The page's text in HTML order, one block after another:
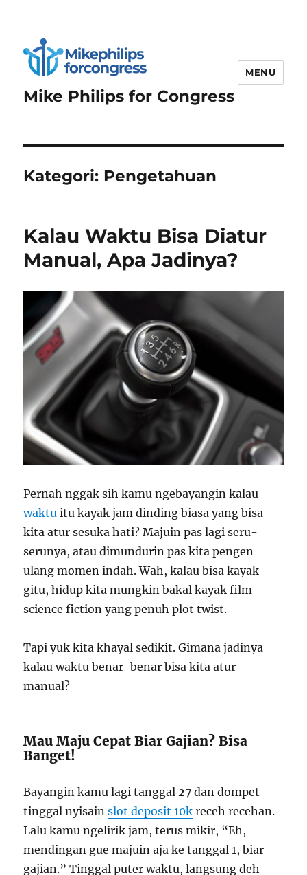
Mike Philips for Congress
MENU
Kategori: Pengetahuan
Kalau Waktu Bisa Diatur
Manual, Apa Jadinya?
Pernah nggak sih kamu ngebayangin kalau
waktu itu kayak jam dinding biasa yang bisa
kita atur sesuka hati? Majuin pas lagi seru-
serunya, atau dimundurin pas kita pengen
ulang momen indah. Wah, kalau bisa kayak
gitu, hidup kita mungkin bakal kayak film
science fiction yang penuh plot twist.
Tapi yuk kita khayal sedikit. Gimana jadinya
kalau waktu benar-benar bisa kita atur
manual?
Mau Maju Cepat Biar Gajian? Bisa
Banget!
Bayangin kamu lagi tanggal 27 dan dompet
tinggal nyisainslot deposit 10k receh recehan.
Lalu kamu ngelirik jam, terus mikir, “Eh,
mendingan gue majuin aja ke tanggal 1, biar
gajian.” Tinggal puter waktu, langsung deh